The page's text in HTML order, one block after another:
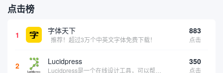
点击榜
1 字体天下
推荐！超过3万个中英文字体免费下载！
883
点击
2 Lucidpress 350
点击